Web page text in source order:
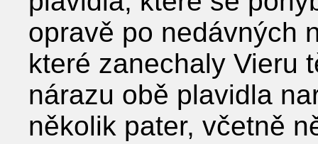
opravě po nedávných
které zanechaly Vieru
nárazu obě plavidla
několik pater, včetně